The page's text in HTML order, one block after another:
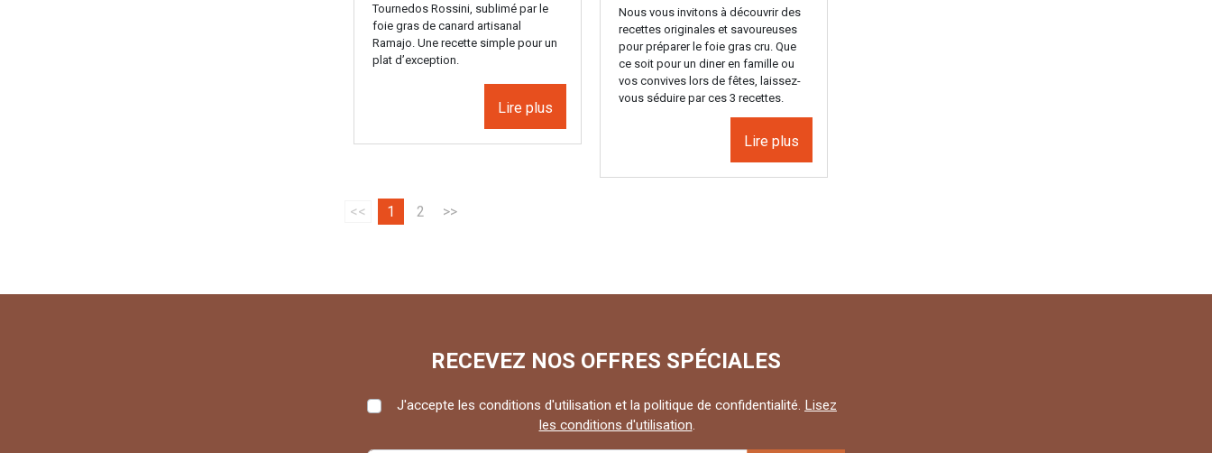
Tournedos Rossini, sublimé par le
foie gras de canard artisanal
Ramajo. Une recette simple pour un
plat d’exception.
Lire plus
Nous vous invitons à découvrir des
recettes originales et savoureuses
pour préparer le foie gras cru. Que
ce soit pour un diner en famille ou
vos convives lors de fêtes, laissez-
vous séduire par ces 3 recettes.
Lire plus
<< 1 2 >>
RECEVEZ NOS OFFRES SPÉCIALES
J'accepte les conditions d'utilisation et la politique de confidentialité. Lisez
les conditions d'utilisation.